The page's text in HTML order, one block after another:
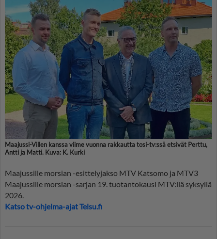
Maajussi-Villen kanssa viime vuonna rakkautta tosi-tv:ssä etsivät Perttu,
Antti ja Matti. Kuva: K. Kurki
Maajussille morsian -esittelyjakso MTV Katsomo ja MTV3
Maajussille morsian -sarjan 19. tuotantokausi MTV:llä syksyllä
2026.
Katso tv-ohjelma-ajat Telsu.fi